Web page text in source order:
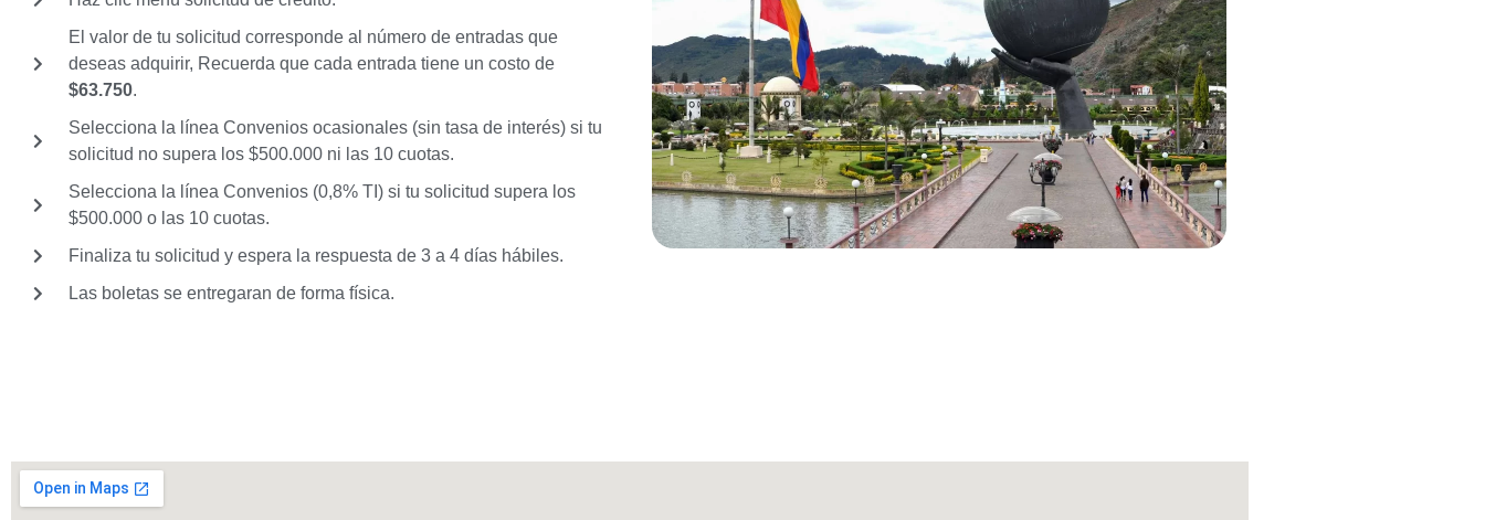
El valor de tu solicitud corresponde al número de entradas que
deseas adquirir, Recuerda que cada entrada tiene un costo de
$63.750.
Selecciona la línea Convenios ocasionales (sin tasa de interés) si tu
solicitud no supera los $500.000 ni las 10 cuotas.
Selecciona la línea Convenios (0,8% TI) si tu solicitud supera los
$500.000 o las 10 cuotas.
Finaliza tu solicitud y espera la respuesta de 3 a 4 días hábiles.
Las boletas se entregaran de forma física.